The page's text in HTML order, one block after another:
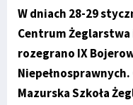
W dniach 28-29
Centrum
rozegrano IX
Mazurska Szkoła